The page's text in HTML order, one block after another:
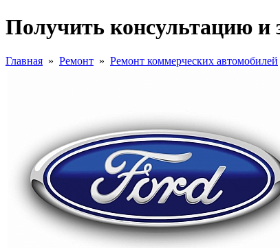
Получить консультацию и
Главная » Ремонт » Ремонт коммерческих автомобилей